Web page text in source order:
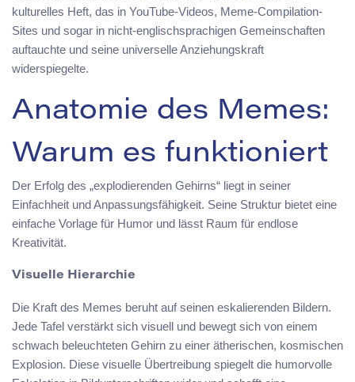
kulturelles Heft, das in YouTube-Videos, Meme-Compilation-
Sites und sogar in nicht-englischsprachigen Gemeinschaften
auftauchte und seine universelle Anziehungskraft
widerspiegelte.
Anatomie des Memes:
Warum es funktioniert
Der Erfolg des „explodierenden Gehirns“ liegt in seiner
Einfachheit und Anpassungsfähigkeit. Seine Struktur bietet eine
einfache Vorlage für Humor und lässt Raum für endlose
Kreativität.
Visuelle Hierarchie
Die Kraft des Memes beruht auf seinen eskalierenden Bildern.
Jede Tafel verstärkt sich visuell und bewegt sich von einem
schwach beleuchteten Gehirn zu einer ätherischen, kosmischen
Explosion. Diese visuelle Übertreibung spiegelt die humorvolle